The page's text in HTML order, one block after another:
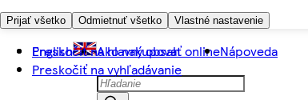
Prijať všetko Odmietnuť všetko Vlastné nastavenie
Preskočiť na hlavný obsah
Preskočiť na vyhľadávanie
English Ako nakupovať onlineNápoveda